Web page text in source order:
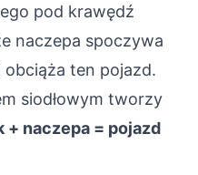
pod krawędź
naczepa spoczywa
ten pojazd.
siodłowym tworzy
+ naczepa = pojazd